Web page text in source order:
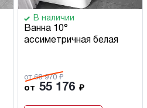
В наличии
Ванна 10°
ассиметричная белая
от 68 970 ₽
от 55 176 ₽